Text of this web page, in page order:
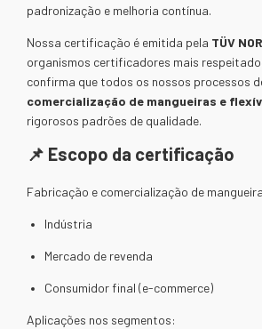
padronização e melhoria contínua.
Nossa certificação é emitida pela TÜV
organismos certificadores mais
confirma que todos os nossos processos
comercialização de mangueiras e
rigorosos padrões de qualidade.
📌 Escopo da certificação
Fabricação e comercialização de
Indústria
Mercado de revenda
Consumidor final (e-commerce)
Aplicações nos segmentos: